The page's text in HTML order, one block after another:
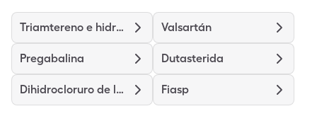
Triamtereno e hidroclorotiazida Valsartán
Pregabalina Dutasterida
Dihidrocloruro de levocetirizina Fiasp